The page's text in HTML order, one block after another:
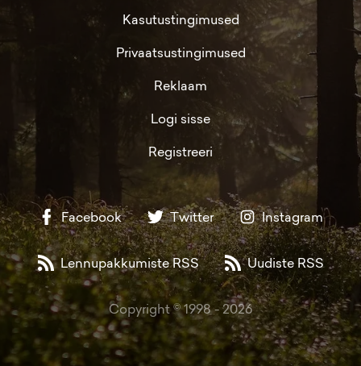
Kasutustingimused
Privaatsustingimused
Reklaam
Logi sisse
Registreeri
Facebook Twitter Instagram
Lennupakkumiste RSS Uudiste RSS
Copyright © 1998 -2026